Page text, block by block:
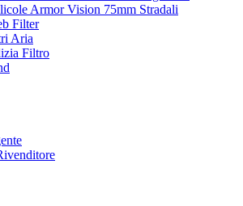
Armor Vision 75mm Stradali
Filter
Aria
Filtro